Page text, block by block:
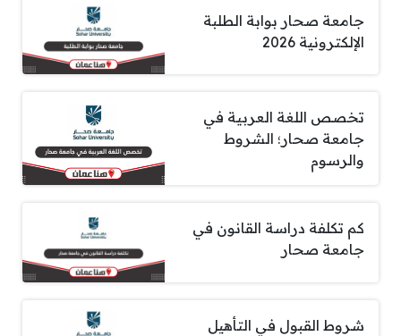
جامعة صحار بوابة الطلبة
الإلكترونية 2026
تخصص اللغة العربية في
جامعة صحار؛ الشروط
والرسوم
كم تكلفة دراسة القانون في
جامعة صحار
شروط القبول في التأهيل